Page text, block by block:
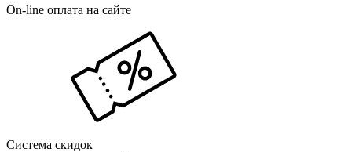
On-line оплата на сайте
Система скидок